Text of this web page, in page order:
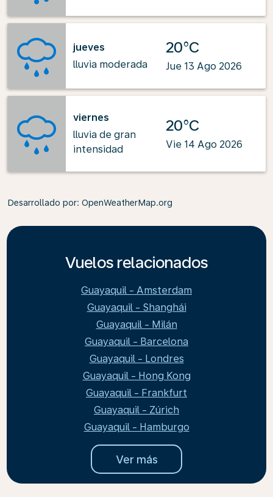
jueves
lluvia moderada
20°C
Jue 13 Ago 2026
viernes
lluvia de gran
intensidad
20°C
Vie 14 Ago 2026
Desarrollado por: OpenWeatherMap.org
Vuelos relacionados
Guayaquil - Amsterdam
Guayaquil - Shanghái
Guayaquil - Milán
Guayaquil - Barcelona
Guayaquil - Londres
Guayaquil - Hong Kong
Guayaquil - Frankfurt
Guayaquil - Zúrich
Guayaquil - Hamburgo
Ver más